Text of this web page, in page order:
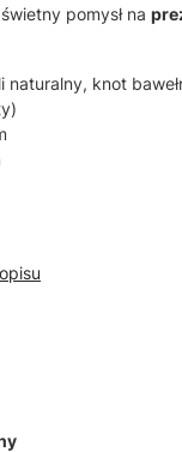
pomysł na
naturalny, knot